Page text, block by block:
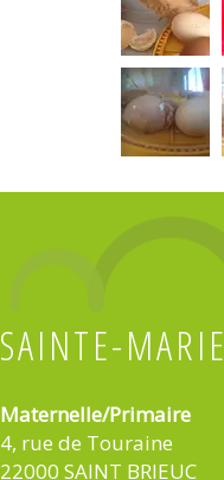
SAINTE-MARIE
Maternelle/Primaire
4, rue de Touraine
22000 SAINT BRIEUC